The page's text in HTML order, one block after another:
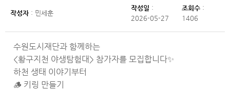
작성자: 민세훈
작성일 :
2026-05-27
조회수 :
1406
수원도시재단과 함께하는
<황구지천 야생탐험대> 참가자를 모집합니다✨
하천 생태 이야기부터
🪵 키링 만들기